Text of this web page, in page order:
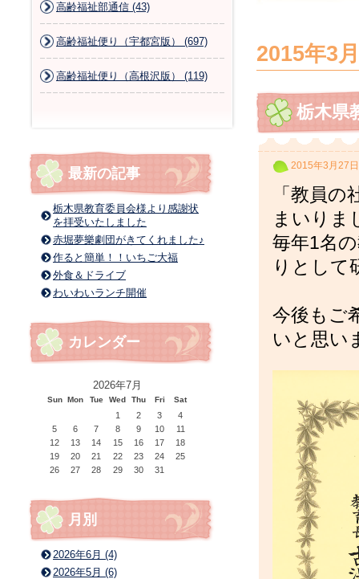
2015年3月
栃木県
2015年3月27日
「教員
まいりま
毎年1名
りとして
今後もご
いと思い
高齢福祉部通信 (43)
高齢福祉便り（宇都宮版） (697)
高齢福祉便り（高根沢版） (119)
最新の記事
栃木県教育委員会様より感謝状
を拝受いたしました
赤堀夢樂劇団がきてくれました♪
作ると簡単！！いちご大福
外食＆ドライブ
わいわいランチ開催
カレンダー
2026年7月
Sun Mon Tue Wed Thu Fri Sat
1 2 3
4
5
6 7 8 9 10
11
12
13 14 15 16 17
18
19
20 21 22 23 24
25
26
27 28 29 30 31
月別
2026年6月 (4)
2026年5月 (6)